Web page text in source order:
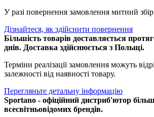
У разі повернення замовлення митний
Дізнайтеся, як здійснити повернення
Більшість товарів доставляється
днів. Доставка здійснюється з Польщі.
Терміни реалізації замовлення можуть
залежності від наявності товару.
Перегляньте детальну інформацію
Sportano - офіційний дистриб'ютор
всесвітньовідомих брендів.